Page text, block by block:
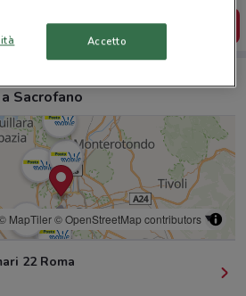
SCARICA L’APP
Sacrofano
MapTiler© OpenStreetMap contributors
22 Roma
Accetto